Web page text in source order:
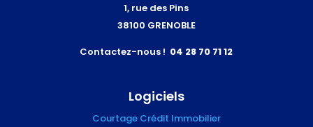
1, rue des Pins
38100 GRENOBLE
Contactez-nous ! 04 28 70 71 12
Logiciels
Courtage Crédit Immobilier